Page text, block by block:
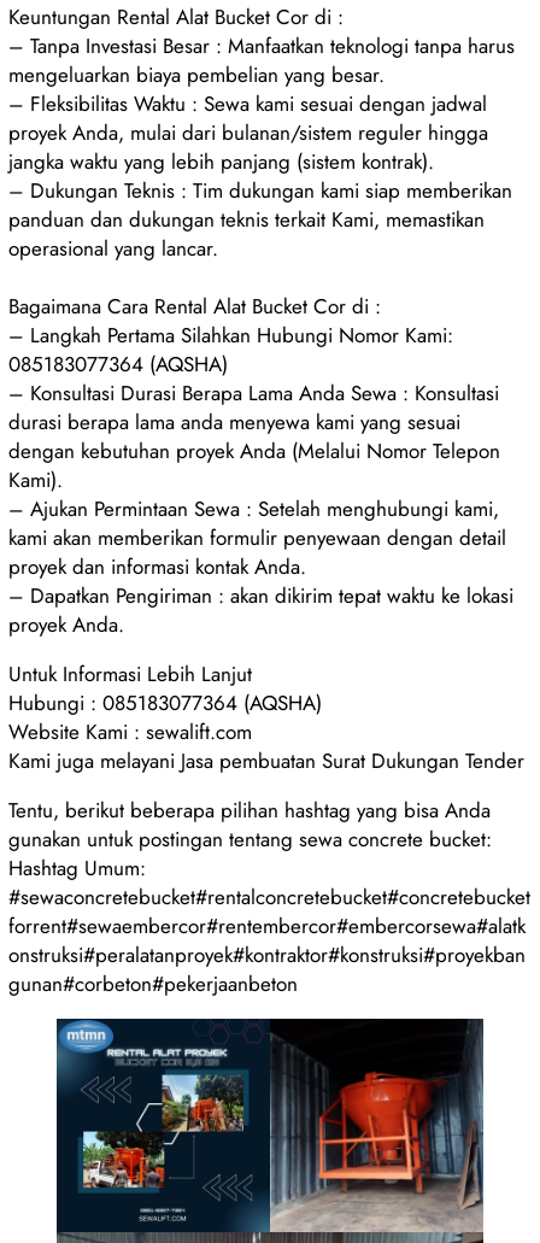
Keuntungan Rental Alat Bucket Cor di :
– Tanpa Investasi Besar : Manfaatkan teknologi tanpa harus
mengeluarkan biaya pembelian yang besar.
– Fleksibilitas Waktu : Sewa kami sesuai dengan jadwal
proyek Anda, mulai dari bulanan/sistem reguler hingga
jangka waktu yang lebih panjang (sistem kontrak).
– Dukungan Teknis : Tim dukungan kami siap memberikan
panduan dan dukungan teknis terkait Kami, memastikan
operasional yang lancar.
Bagaimana Cara Rental Alat Bucket Cor di :
– Langkah Pertama Silahkan Hubungi Nomor Kami:
085183077364 (AQSHA)
– Konsultasi Durasi Berapa Lama Anda Sewa : Konsultasi
durasi berapa lama anda menyewa kami yang sesuai
dengan kebutuhan proyek Anda (Melalui Nomor Telepon
Kami).
– Ajukan Permintaan Sewa : Setelah menghubungi kami,
kami akan memberikan formulir penyewaan dengan detail
proyek dan informasi kontak Anda.
– Dapatkan Pengiriman : akan dikirim tepat waktu ke lokasi
proyek Anda.
Untuk Informasi Lebih Lanjut
Hubungi : 085183077364 (AQSHA)
Website Kami : sewalift.com
Kami juga melayani Jasa pembuatan Surat Dukungan Tender
Tentu, berikut beberapa pilihan hashtag yang bisa Anda
gunakan untuk postingan tentang sewa concrete bucket:
Hashtag Umum:
#sewaconcretebucket#rentalconcretebucket#concretebucket
forrent#sewaembercor#rentembercor#embercorsewa#alatk
onstruksi#peralatanproyek#kontraktor#konstruksi#proyekban
gunan#corbeton#pekerjaanbeton